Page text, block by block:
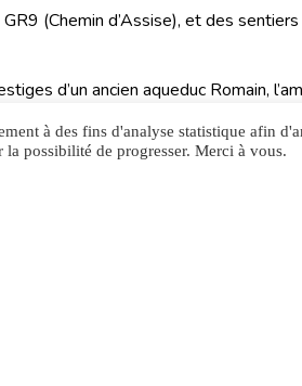
(Chemin d’Assise), et des
d’un ancien aqueduc Romain,
à des fins d'analyse statistique afin
possibilité de progresser. Merci à vous.